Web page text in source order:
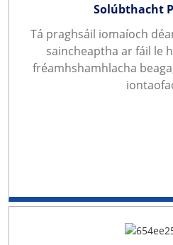
Solúbthacht
Tá praghsáil iomaíoch
saincheaptha ar fáil le
fréamhshamhlacha